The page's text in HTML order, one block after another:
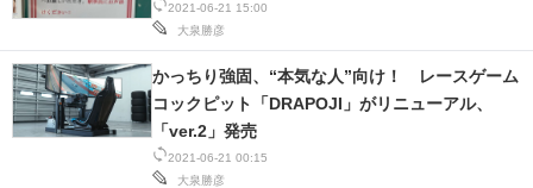
注目記事を集めた総合ページ
ITの今と未来を見通す
スマホと通信の最新トレンド
2021-06-21 15:00
大泉勝彦
2021-06-21 00:15
大泉勝彦
かっちり強固、“本気な人”向け！ レースゲーム
コックピット「DRAPOJI」がリニューアル、
「ver.2」発売